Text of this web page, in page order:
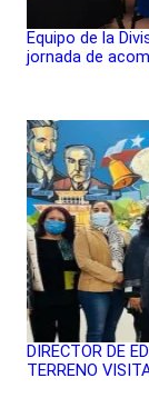
Equipo de la
jornada de
DIRECTOR DE
TERRENO